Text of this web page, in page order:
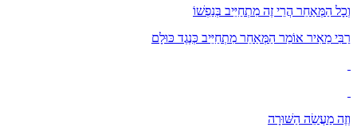
וְכָל הַמְּאַחֵר הֲרֵי זֶה מִתְחַיֵּיב בְּנַפְשׁוֹ
רַבִּי מֵאִיר אוֹמֵר הַמְּאַחֵר מִתְחַיֵּיב כְּנֶגֶד כּוּלָם
וְזֶה מַעֲשֵׂה הַשּׁוּרָה